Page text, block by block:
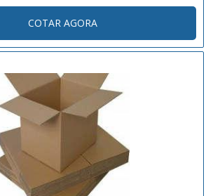
de alta resistência e ótima durabilidade.
possui: Propriedade para
COTAR AGORA